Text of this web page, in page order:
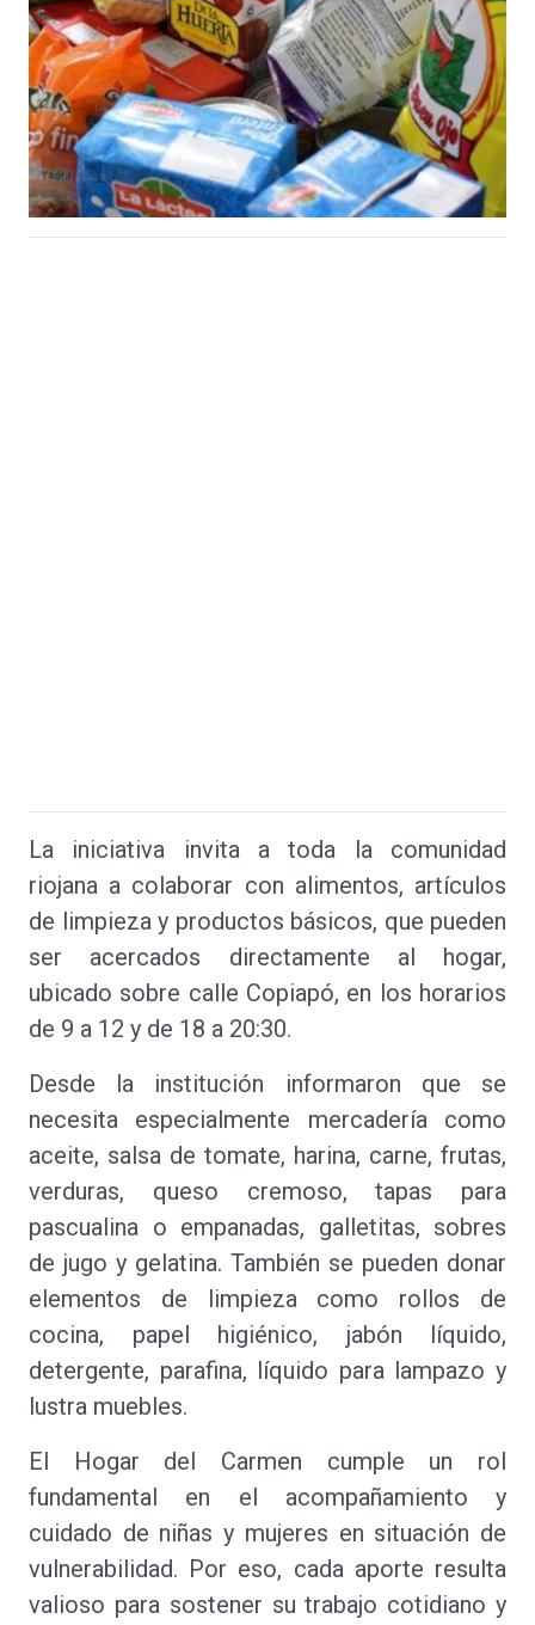
La iniciativa invita a toda la comunidad
riojana a colaborar con alimentos, artículos
de limpieza y productos básicos, que pueden
ser acercados directamente al hogar,
ubicado sobre calle Copiapó, en los horarios
de 9 a 12 y de 18 a 20:30.
Desde la institución informaron que se
necesita especialmente mercadería como
aceite, salsa de tomate, harina, carne, frutas,
verduras, queso cremoso, tapas para
pascualina o empanadas, galletitas, sobres
de jugo y gelatina. También se pueden donar
elementos de limpieza como rollos de
cocina, papel higiénico, jabón líquido,
detergente, parafina, líquido para lampazo y
lustra muebles.
El Hogar del Carmen cumple un rol
fundamental en el acompañamiento y
cuidado de niñas y mujeres en situación de
vulnerabilidad. Por eso, cada aporte resulta
valioso para sostener su trabajo cotidiano y